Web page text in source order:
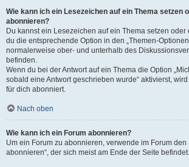
Wie kann ich ein Lesezeichen auf ein Thema setzen
abonnieren?
Du kannst ein Lesezeichen auf ein Thema setzen
du die entsprechende Option in den „Themen-
normalerweise ober- und unterhalb des
befinden.
Wenn du bei der Antwort auf ein Thema die Option
sobald eine Antwort geschrieben wurde“ aktivierst,
für dich abonniert.
Nach oben
Wie kann ich ein Forum abonnieren?
Um ein Forum zu abonnieren, verwende im Forum den
abonnieren“, der sich meist am Ende der Seite befindet.